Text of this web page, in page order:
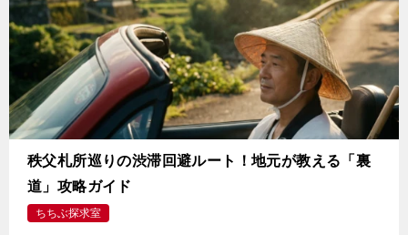
秩父札所巡りの渋滞回避ルート！地元が教える「裏
道」攻略ガイド
ちちぶ探求室